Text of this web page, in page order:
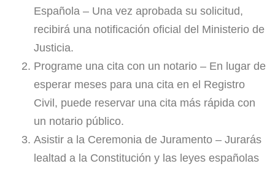
Española – Una vez aprobada su solicitud,
recibirá una notificación oficial del Ministerio de
Justicia.
Programe una cita con un notario – En lugar de
esperar meses para una cita en el Registro
Civil, puede reservar una cita más rápida con
un notario público.
Asistir a la Ceremonia de Juramento – Jurarás
lealtad a la Constitución y las leyes españolas